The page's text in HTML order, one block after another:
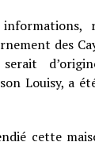
des
serait
Louisy, a
cette